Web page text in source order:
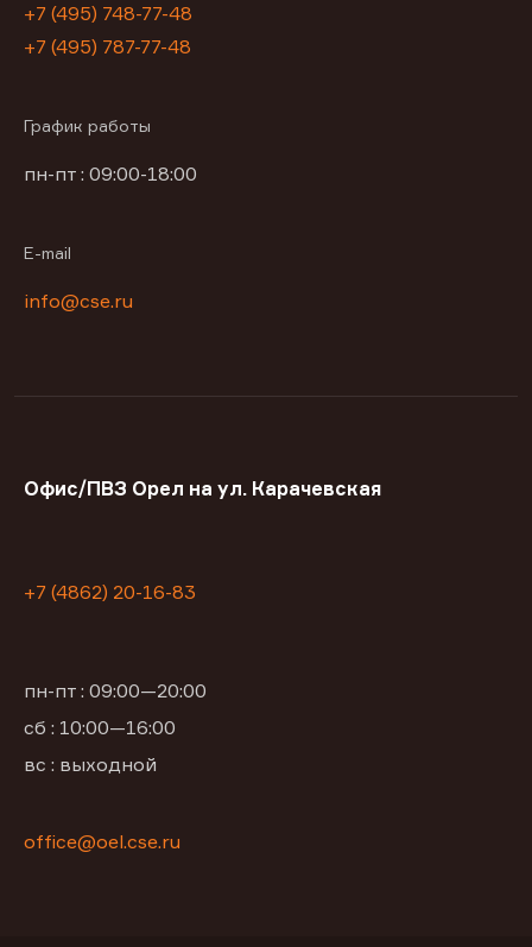
+7 (495) 748-77-48
+7 (495) 787-77-48
График работы
пн-пт : 09:00-18:00
E-mail
info@cse.ru
Офис/ПВЗ Орел на ул. Карачевская
+7 (4862) 20-16-83
пн-пт : 09:00—20:00
сб : 10:00—16:00
вс : выходной
office@oel.cse.ru